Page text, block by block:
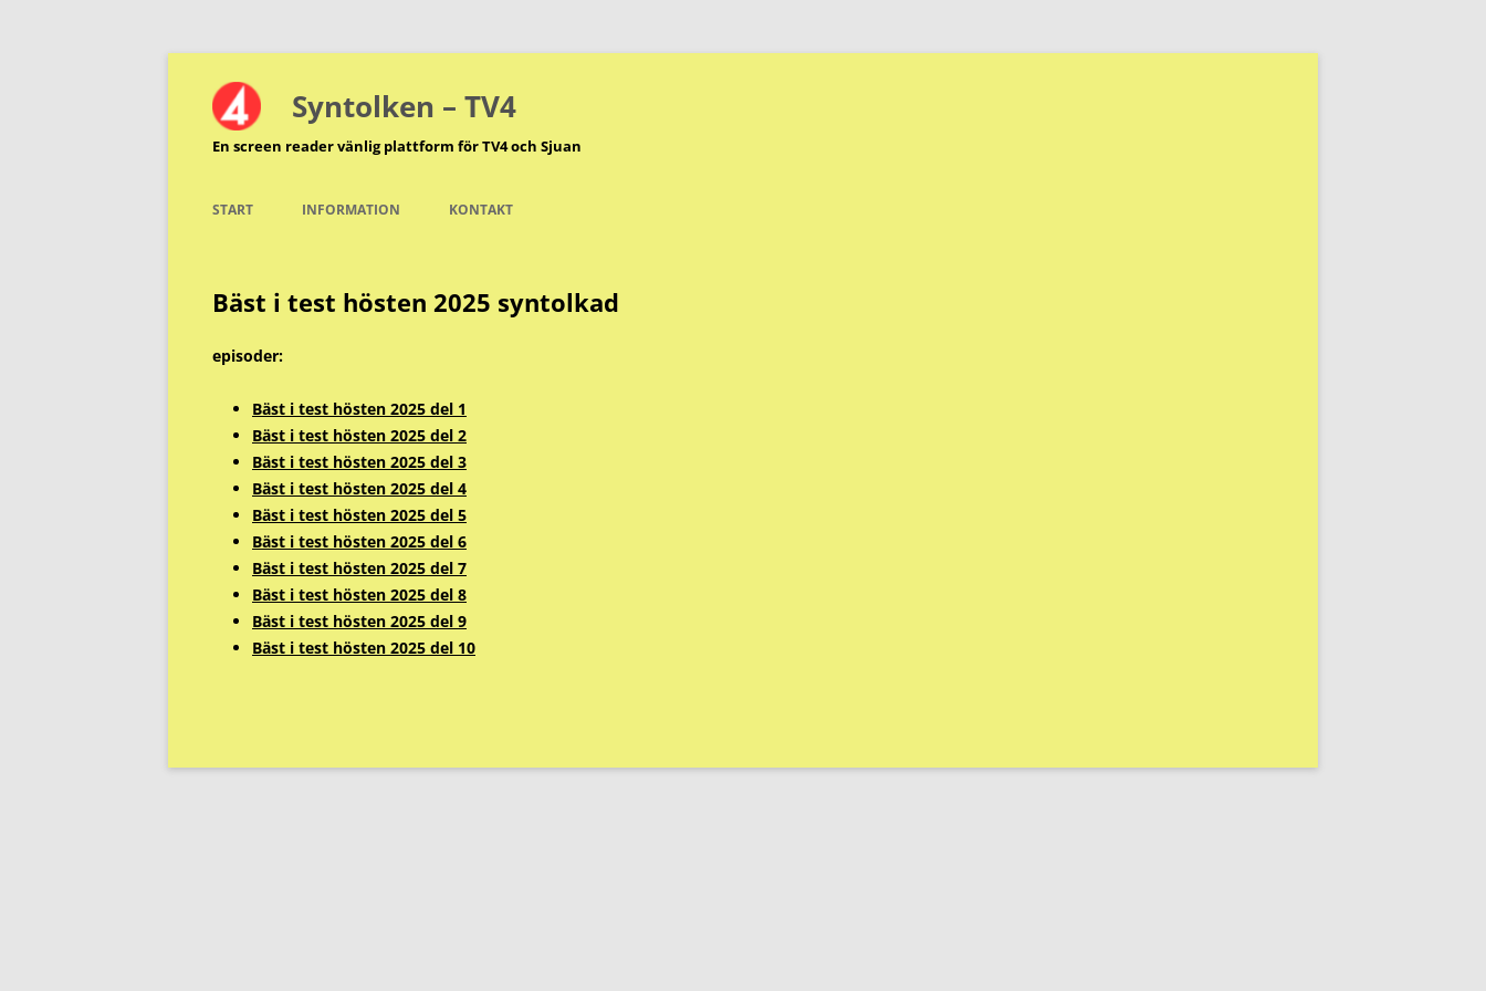
Hoppa
innehåll Syntolken – TV4
En screen reader vänlig plattform för TV4 och Sjuan
START INFORMATION KONTAKT
Bäst i test hösten 2025 syntolkad
episoder:
Bäst i test hösten 2025 del 1
Bäst i test hösten 2025 del 2
Bäst i test hösten 2025 del 3
Bäst i test hösten 2025 del 4
Bäst i test hösten 2025 del 5
Bäst i test hösten 2025 del 6
Bäst i test hösten 2025 del 7
Bäst i test hösten 2025 del 8
Bäst i test hösten 2025 del 9
Bäst i test hösten 2025 del 10